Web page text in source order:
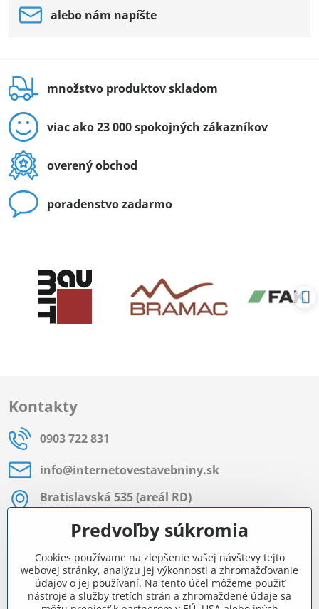
alebo nám napíšte
množstvo produktov skladom
viac ako 23 000 spokojných zákazníkov
overený obchod
poradenstvo zadarmo
Kontakty
0903 722 831
info​@internetovestavebniny​.sk
Bratislavská 535 (areál RD)
Most pri Bratislave
Pon - Pia 8:00 - 11:30 a 12:15 - 15:30
Facebook
Predvoľby súkromia
Cookies používame na zlepšenie vašej návštevy tejto
webovej stránky, analýzu jej výkonnosti a zhromažďovanie
údajov o jej používaní. Na tento účel môžeme použiť
nástroje a služby tretích strán a zhromaždené údaje sa